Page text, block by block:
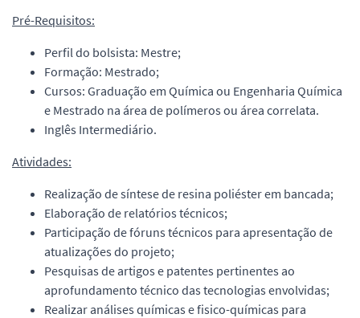
Pré-Requisitos:
Perfil do bolsista: Mestre;
Formação: Mestrado;
Cursos: Graduação em Química ou Engenharia Química
e Mestrado na área de polímeros ou área correlata.
Inglês Intermediário.
Atividades:
Realização de síntese de resina poliéster em bancada;
Elaboração de relatórios técnicos;
Participação de fóruns técnicos para apresentação de
atualizações do projeto;
Pesquisas de artigos e patentes pertinentes ao
aprofundamento técnico das tecnologias envolvidas;
Realizar análises químicas e fisico-químicas para